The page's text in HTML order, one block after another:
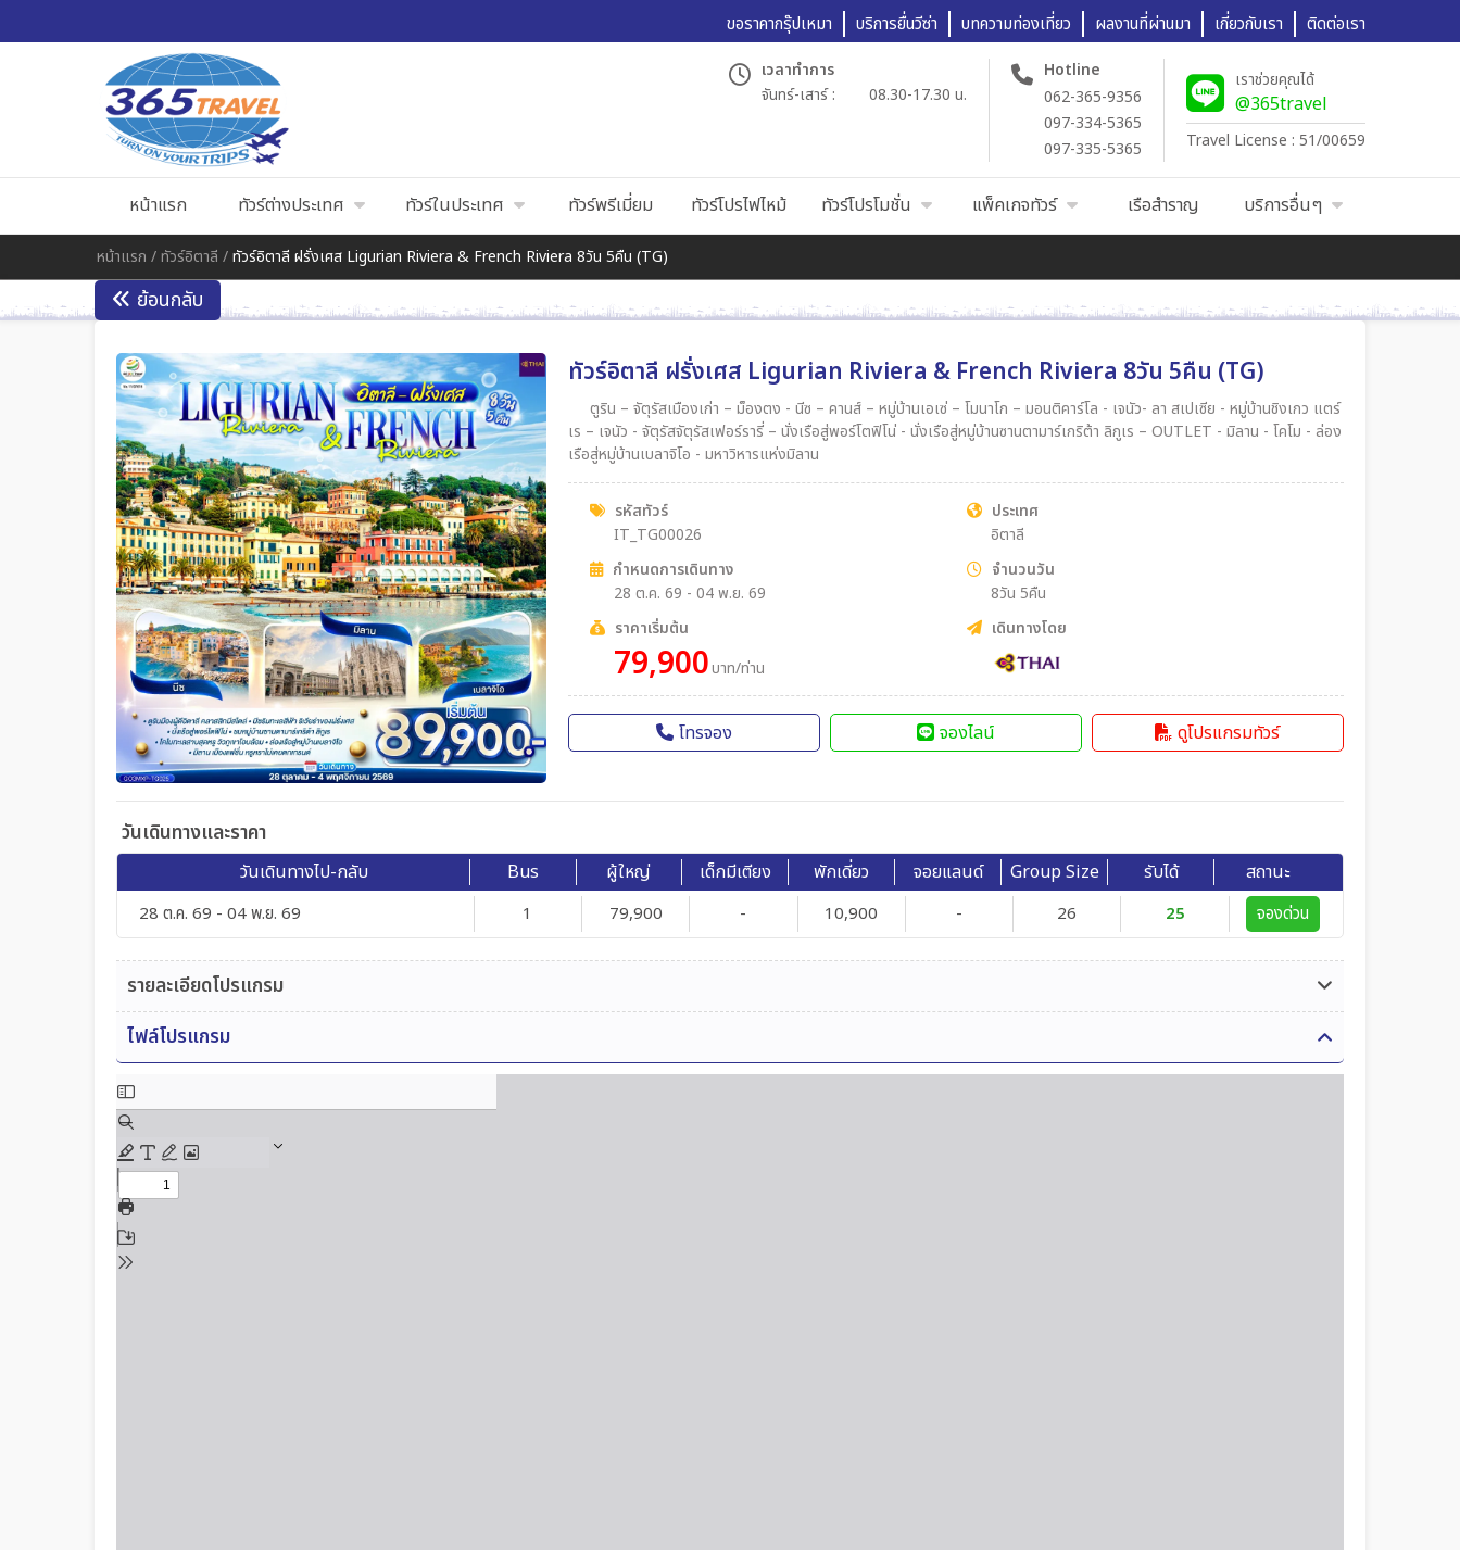
ขอราคากรุ๊ปเหมา บริการยื่นวีซ่า บทความท่องเที่ยว ผลงานที่ผ่านมา เกี่ยวกับเรา ติดต่อเรา
เวลาทำการ
จันทร์-เสาร์ :
08.30-17.30 น.
Hotline
062-365-9356
097-334-5365
097-335-5365
เราช่วยคุณได้
@365travel
Travel License : 51/00659
หน้าแรก ทัวร์ต่างประเทศ ทัวร์ในประเทศ ทัวร์พรีเมี่ยม ทัวร์โปรไฟไหม้ ทัวร์โปรโมชั่น แพ็คเกจทัวร์ เรือสำราญ บริการอื่นๆ
หน้าแรก /ทัวร์อิตาลี /ทัวร์อิตาลี ฝรั่งเศส Ligurian Riviera & French Riviera 8วัน 5คืน (TG)
ย้อนกลับ
ทัวร์อิตาลี ฝรั่งเศส Ligurian Riviera & French Riviera 8วัน 5คืน (TG)
ตูริน – จัตุรัสเมืองเก่า – ม็องตง - นีซ – คานส์ – หมู่บ้านเอเซ่ – โมนาโก – มอนติคาร์โล - เจนัว- ลา สเปเซีย - หมู่บ้านชิงเกว แตร์
เร – เจนัว - จัตุรัสจัตุรัสเฟอร์รารี่ – นั่งเรือสู่พอร์โตฟิโน่ - นั่งเรือสู่หมู่บ้านซานตามาร์เกริต้า ลิกูเร – OUTLET - มิลาน - โคโม - ล่อง
เรือสู่หมู่บ้านเบลาจิโอ - มหาวิหารแห่งมิลาน
รหัสทัวร์
IT_TG00026
ประเทศ
อิตาลี
กำหนดการเดินทาง
28 ต.ค. 69 - 04 พ.ย. 69
จำนวนวัน
8วัน 5คืน
ราคาเริ่มต้น
79,900บาท/ท่าน
เดินทางโดย
โทรจอง จองไลน์ ดูโปรแกรมทัวร์
วันเดินทางและราคา
วันเดินทางไป-กลับ Bus ผู้ใหญ่ เด็กมีเตียง พักเดี่ยว จอยแลนด์ Group Size รับได้ สถานะ
28 ต.ค. 69 - 04 พ.ย. 69 1 79,900 - 10,900 - 26 25 จองด่วน
รายละเอียดโปรแกรม
ไฟล์โปรแกรม